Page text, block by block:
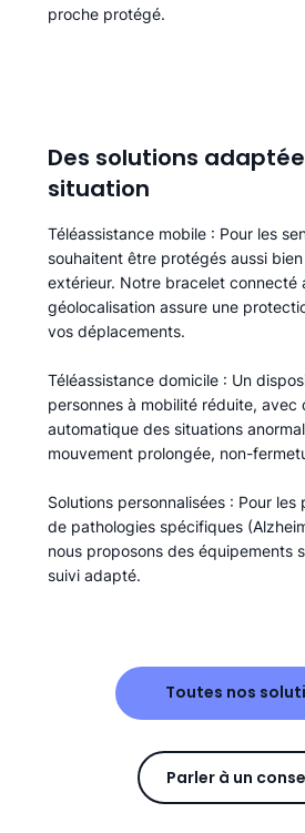
proche protégé.
Des solutions
situation
Téléassistance mobile : Pour les
souhaitent être protégés aussi
extérieur. Notre bracelet connecté
géolocalisation assure une
vos déplacements.
Téléassistance domicile : Un
personnes à mobilité réduite, avec
automatique des situations
mouvement prolongée, non-
Solutions personnalisées : Pour les
de pathologies spécifiques
nous proposons des équipements
suivi adapté.
Toutes nos
Parler à un